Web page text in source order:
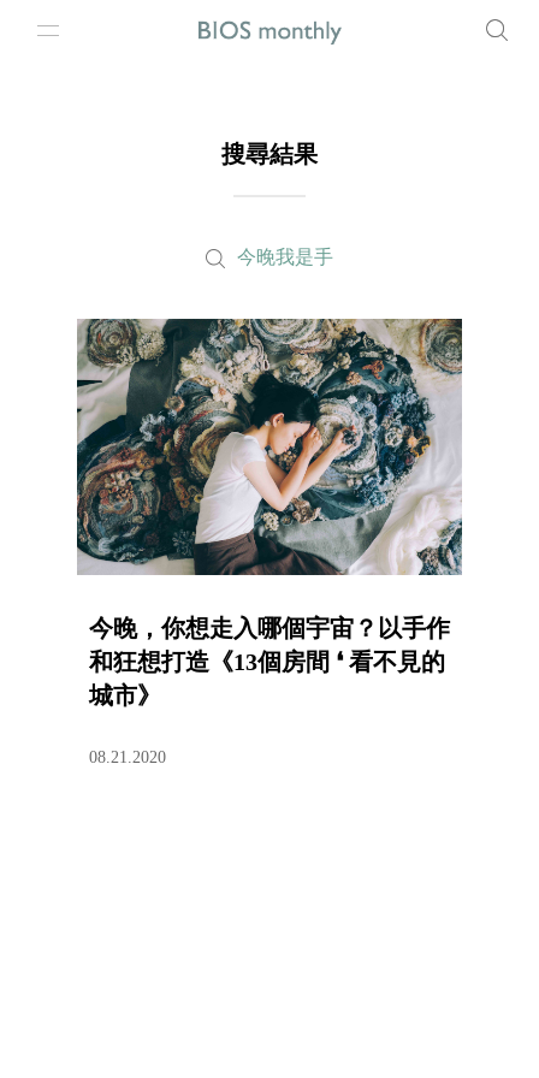
搜尋結果
今晚我是手
今晚，你想走入哪個宇宙？以手作
和狂想打造《13個房間‭ ‬❛‭ ‬看不見的
城市》
08.21.2020